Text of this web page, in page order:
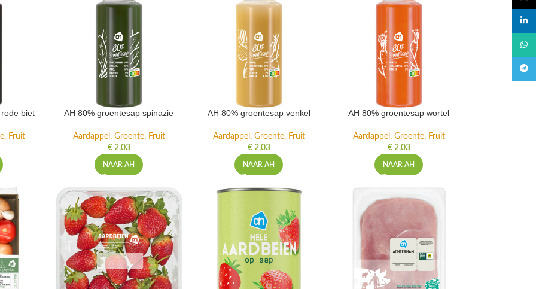
biet
Fruit
AH 80% groentesap spinazie
Aardappel, Groente, Fruit
€2,03
NAAR AH
AH 80% groentesap venkel
Aardappel, Groente, Fruit
€2,03
NAAR AH
AH 80% groentesap wortel
Aardappel, Groente, Fruit
€2,03
NAAR AH